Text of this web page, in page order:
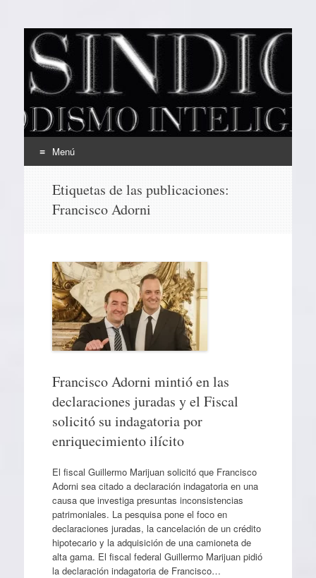
EL SINDICAL
Periodismo Inteligente
Menú
contenido
Etiquetas de las publicaciones:
Francisco Adorni
Francisco Adorni mintió en las
declaraciones juradas y el Fiscal
solicitó su indagatoria por
enriquecimiento ilícito
El fiscal Guillermo Marijuan solicitó que Francisco
Adorni sea citado a declaración indagatoria en una
causa que investiga presuntas inconsistencias
patrimoniales. La pesquisa pone el foco en
declaraciones juradas, la cancelación de un crédito
hipotecario y la adquisición de una camioneta de
alta gama. El fiscal federal Guillermo Marijuan pidió
la declaración indagatoria de Francisco…